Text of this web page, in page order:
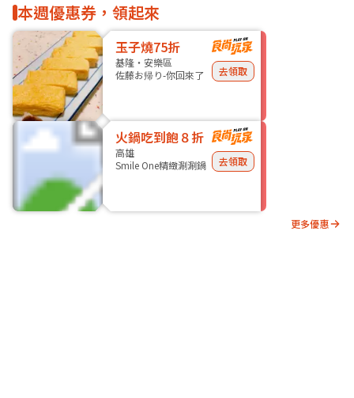
本週優惠券，領起來
玉子燒75折
基隆・安樂區
佐藤お帰り-你回來了
去領取
火鍋吃到飽８折
高雄
Smile One精緻涮涮鍋
去領取
更多優惠